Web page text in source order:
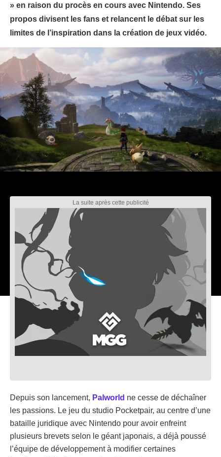
» en raison du procès en cours avec Nintendo. Ses
propos divisent les fans et relancent le débat sur les
limites de l’inspiration dans la création de jeux vidéo.
Depuis son lancement, Palworld ne cesse de déchaîner
les passions. Le jeu du studio Pocketpair, au centre d’une
bataille juridique avec Nintendo pour avoir enfreint
plusieurs brevets selon le géant japonais, a déjà poussé
l’équipe de développement à modifier certaines